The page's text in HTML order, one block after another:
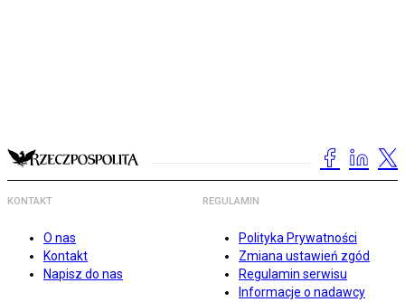
KONTAKT
O nas
Kontakt
Napisz do nas
REGULAMIN
Polityka Prywatności
Zmiana ustawień zgód
Regulamin serwisu
Informacje o nadawcy